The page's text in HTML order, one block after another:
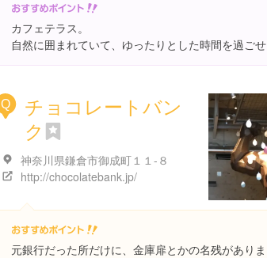
カフェテラス。
自然に囲まれていて、ゆったりとした時間を過ごせ
Q
チョコレートバン
ク
神奈川県鎌倉市御成町１１-８
http://chocolatebank.jp/
元銀行だった所だけに、金庫扉とかの名残がありま